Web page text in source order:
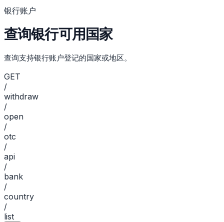
银行账户
查询银行可用国家
查询支持银行账户登记的国家或地区。
GET
/
withdraw
/
open
/
otc
/
api
/
bank
/
country
/
list